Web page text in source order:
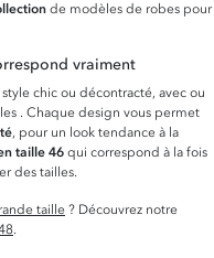
de modèles de robes pour
vraiment
style chic ou décontracté, avec ou
. Chaque design vous permet
, pour un look tendance à la
taille 46 qui correspond à la fois
des tailles.
taille ? Découvrez notre
.